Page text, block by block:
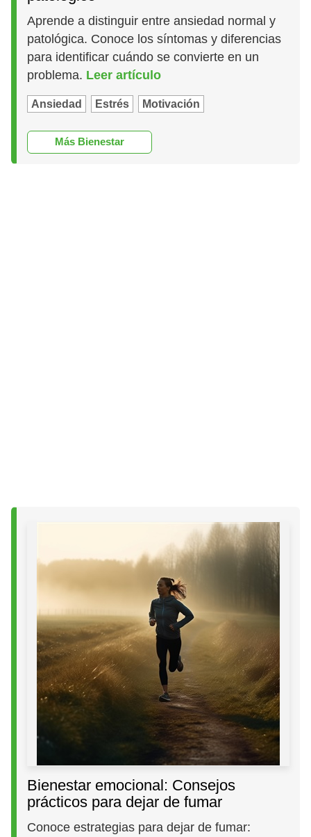
Aprende a distinguir entre ansiedad normal y
patológica. Conoce los síntomas y diferencias
para identificar cuándo se convierte en un
problema. Leer artículo
Ansiedad Estrés Motivación
Más Bienestar
Bienestar emocional: Consejos
prácticos para dejar de fumar
Conoce estrategias para dejar de fumar: